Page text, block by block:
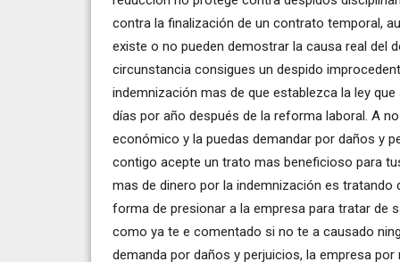
contra la finalización de un contrato temporal,
existe o no pueden demostrar la causa real del
circunstancia consigues un despido
indemnización mas de que establezca la ley
días por año después de la reforma laboral. A
económico y la puedas demandar por daños y
contigo acepte un trato mas beneficioso para
mas de dinero por la indemnización es tratando
forma de presionar a la empresa para tratar de
como ya te e comentado si no te a causado
demanda por daños y perjuicios, la empresa